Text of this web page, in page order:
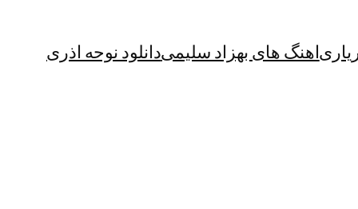
اهنگ های بهزاد سلیمیدانلود نوحه اذری